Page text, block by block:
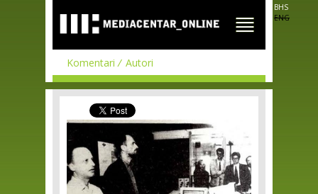
main
content
BHS
ENG
Komentari Autori